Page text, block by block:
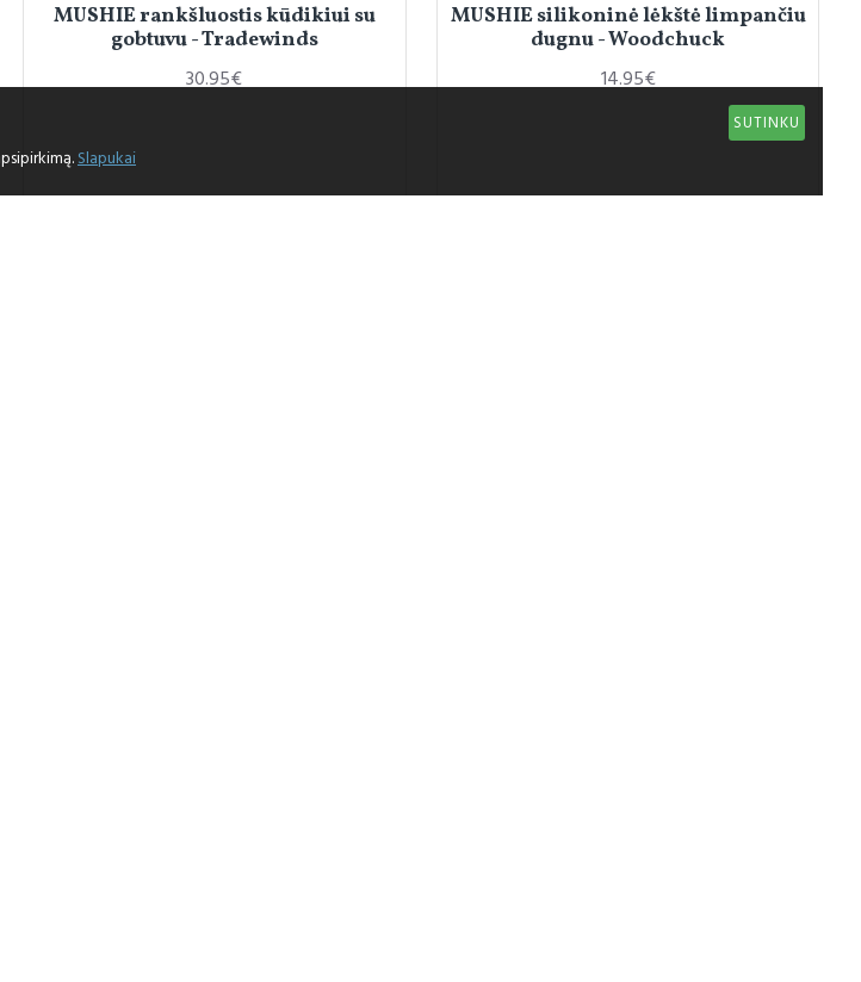
MUSHIE rankšluostis kūdikiui su
gobtuvu - Tradewinds
30.95€
MUSHIE silikoninė lėkštė limpančiu
dugnu - Woodchuck
14.95€
SUTINKU
Slapukai